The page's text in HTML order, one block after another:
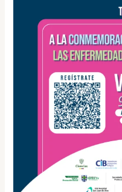
Enfermedades
Huérfanas